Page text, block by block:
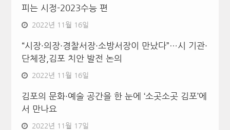
피는 시정-2023수능 편
2022년 11월 16일
“시장·의장·경찰서장·소방서장이 만났다”…시 기관·
단체장,김포 치안 발전 논의
2022년 11월 16일
김포의 문화·예술 공간을 한 눈에 ‘소곳소곳 김포’에
서 만나요
2022년 11월 17일